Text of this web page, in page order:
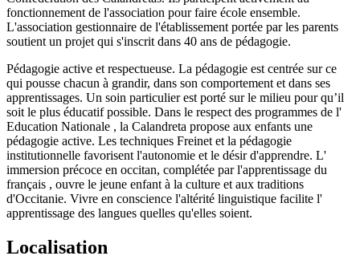
fonctionnement de l'association pour faire école ensemble.
L'association gestionnaire de l'établissement portée par les parents
soutient un projet qui s'inscrit dans 40 ans de pédagogie.
Pédagogie active et respectueuse. La pédagogie est centrée sur ce
qui pousse chacun à grandir, dans son comportement et dans ses
apprentissages. Un soin particulier est porté sur le milieu pour qu’il
soit le plus éducatif possible. Dans le respect des programmes de l'
Education Nationale , la Calandreta propose aux enfants une
pédagogie active. Les techniques Freinet et la pédagogie
institutionnelle favorisent l'autonomie et le désir d'apprendre. L'
immersion précoce en occitan, complétée par l'apprentissage du
français , ouvre le jeune enfant à la culture et aux traditions
d'Occitanie. Vivre en conscience l'altérité linguistique facilite l'
apprentissage des langues quelles qu'elles soient.
Localisation